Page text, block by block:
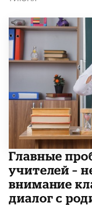
Главные
учителей –
внимание
диалог с